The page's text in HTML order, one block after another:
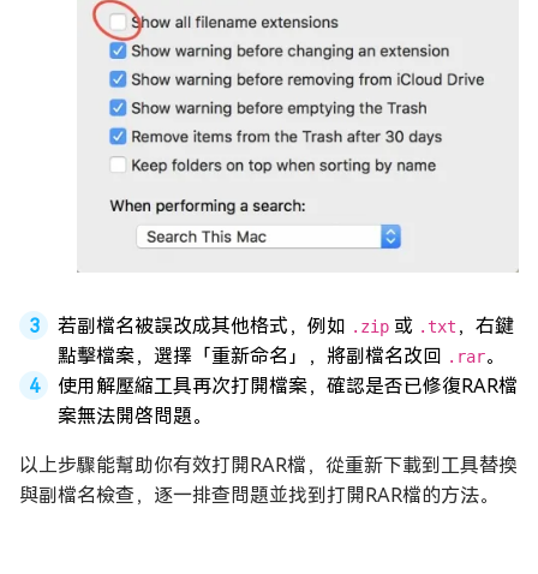
若副檔名被誤改成其他格式，例如 .zip 或 .txt ，右鍵
點擊檔案，選擇「重新命名」，將副檔名改回 .rar。
使用解壓縮工具再次打開檔案，確認是否已修復RAR檔
案無法開啓問題。
以上步驟能幫助你有效打開RAR檔，從重新下載到工具替換
與副檔名檢查，逐一排查問題並找到打開RAR檔的方法。